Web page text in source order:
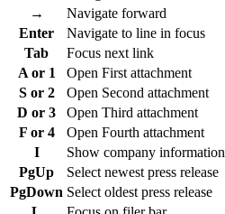
→
Navigate forward
Enter
Navigate to line in focus
Tab
Focus next link
A or 1
Open First attachment
S or 2
Open Second attachment
D or 3
Open Third attachment
F or 4
Open Fourth attachment
I
Show company information
PgUp
Select newest press release
PgDown Select oldest press release